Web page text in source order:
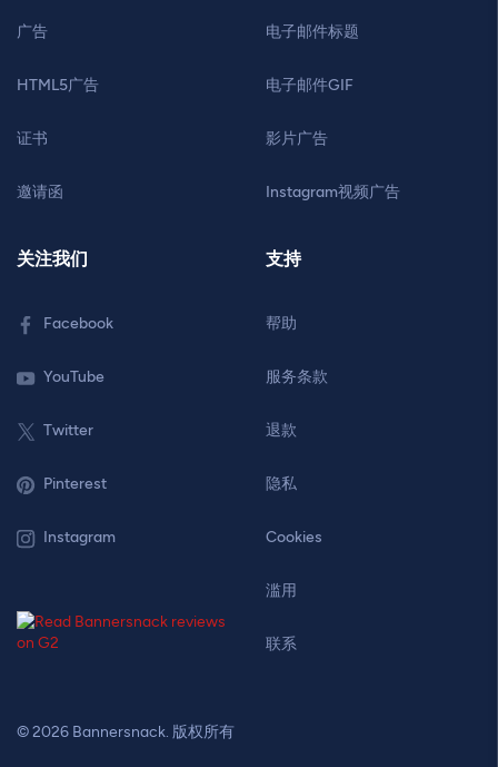
广告
HTML5广告
证书
邀请函
电子邮件标题
电子邮件GIF
影片广告
Instagram视频广告
关注我们
Facebook
YouTube
Twitter
Pinterest
Instagram
支持
帮助
服务条款
退款
隐私
Cookies
滥用
联系
© 2026 Bannersnack. 版权所有